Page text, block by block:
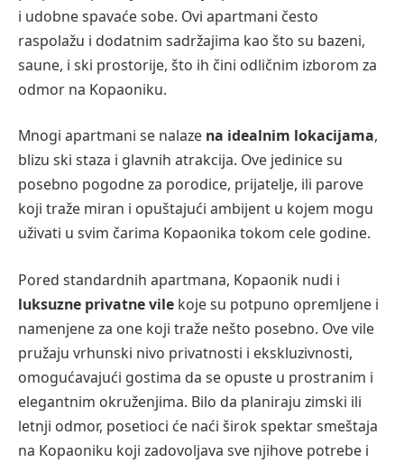
i udobne spavaće sobe. Ovi apartmani često
raspolažu i dodatnim sadržajima kao što su bazeni,
saune, i ski prostorije, što ih čini odličnim izborom za
odmor na Kopaoniku.
Mnogi apartmani se nalaze na idealnim lokacijama,
blizu ski staza i glavnih atrakcija. Ove jedinice su
posebno pogodne za porodice, prijatelje, ili parove
koji traže miran i opuštajući ambijent u kojem mogu
uživati u svim čarima Kopaonika tokom cele godine.
Pored standardnih apartmana, Kopaonik nudi i
luksuzne privatne vile koje su potpuno opremljene i
namenjene za one koji traže nešto posebno. Ove vile
pružaju vrhunski nivo privatnosti i ekskluzivnosti,
omogućavajući gostima da se opuste u prostranim i
elegantnim okruženjima. Bilo da planiraju zimski ili
letnji odmor, posetioci će naći širok spektar smeštaja
na Kopaoniku koji zadovoljava sve njihove potrebe i